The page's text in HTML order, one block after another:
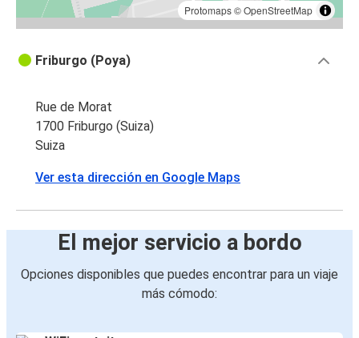
Protomaps©OpenStreetMap
Friburgo (Poya)
Rue de Morat
1700 Friburgo (Suiza)
Suiza
Ver esta dirección en Google Maps
El mejor servicio a bordo
Opciones disponibles que puedes encontrar para un viaje
más cómodo: